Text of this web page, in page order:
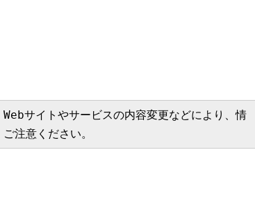
サイトやサービスの内容変更などにより、情
注意ください。